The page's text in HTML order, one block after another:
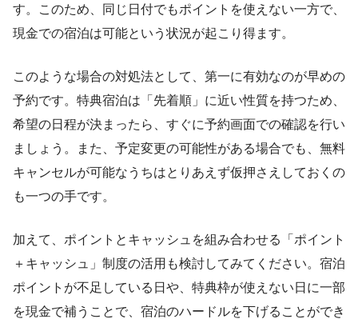
す。このため、同じ日付でもポイントを使えない一方で、
現金での宿泊は可能という状況が起こり得ます。
このような場合の対処法として、第一に有効なのが早めの
予約です。特典宿泊は「先着順」に近い性質を持つため、
希望の日程が決まったら、すぐに予約画面での確認を行い
ましょう。また、予定変更の可能性がある場合でも、無料
キャンセルが可能なうちはとりあえず仮押さえしておくの
も一つの手です。
加えて、ポイントとキャッシュを組み合わせる「ポイント
＋キャッシュ」制度の活用も検討してみてください。宿泊
ポイントが不足している日や、特典枠が使えない日に一部
を現金で補うことで、宿泊のハードルを下げることができ